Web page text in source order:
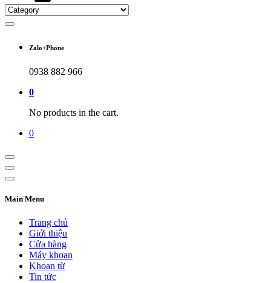
Zalo+Phone
0938 882 966
0
No products in the cart.
0
Main Menu
Trang chủ
Giới thiệu
Cửa hàng
Máy khoan
Khoan từ
Tin tức